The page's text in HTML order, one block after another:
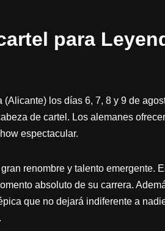
para
los días 6, 7, 8 y 9 de
de cartel. Los alemanes
espectacular.
renombre y talento emergente.
absoluto de su carrera.
que no dejará indiferente a